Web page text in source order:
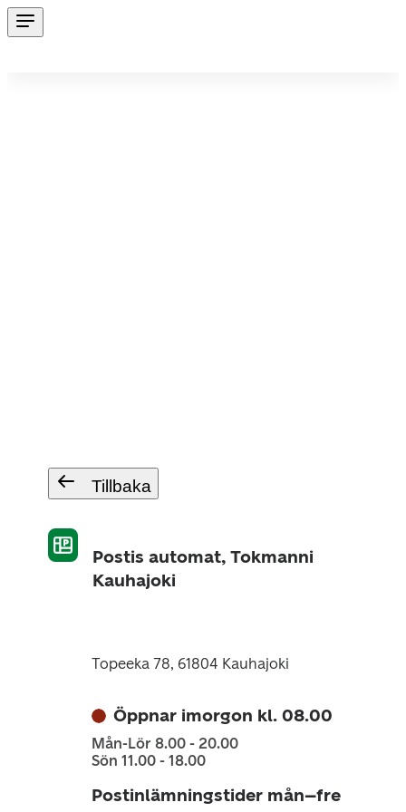
Tillbaka
Postis automat, Tokmanni
Kauhajoki
Topeeka 78, 61804 Kauhajoki
Öppnar imorgon kl. 08.00
Mån-Lör 8.00 - 20.00
Sön 11.00 - 18.00
Postinlämningstider mån–fre